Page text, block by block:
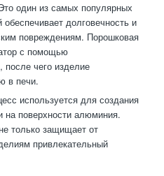
один из самых популярных
долговечность и
повреждениям. Порошковая
с помощью
после чего изделие
в печи.
используется для создания
на поверхности алюминия.
только защищает от
привлекательный